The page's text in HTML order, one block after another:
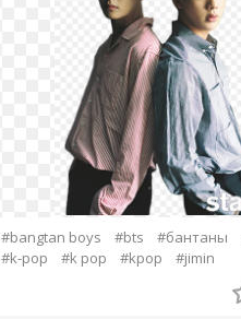
#bangtan boys #bts #бантаны
#k-pop
#k pop #kpop #jimin